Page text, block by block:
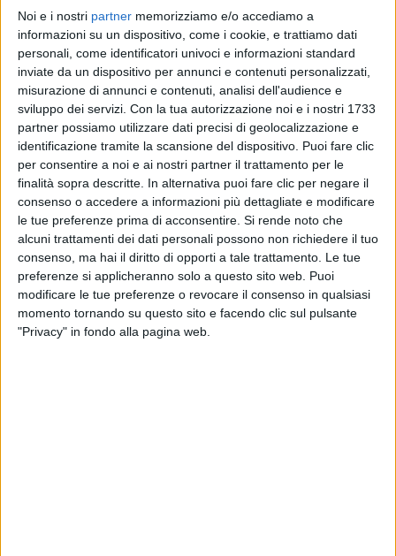
Noi e i nostri partner memorizziamo e/o accediamo a
informazioni su un dispositivo, come i cookie, e trattiamo dati
personali, come identificatori univoci e informazioni standard
inviate da un dispositivo per annunci e contenuti personalizzati,
misurazione di annunci e contenuti, analisi dell'audience e
sviluppo dei servizi. Con la tua autorizzazione noi e i nostri 1733
partner possiamo utilizzare dati precisi di geolocalizzazione e
identificazione tramite la scansione del dispositivo. Puoi fare clic
per consentire a noi e ai nostri partner il trattamento per le
finalità sopra descritte. In alternativa puoi fare clic per negare il
consenso o accedere a informazioni più dettagliate e modificare
le tue preferenze prima di acconsentire. Si rende noto che
alcuni trattamenti dei dati personali possono non richiedere il tuo
consenso, ma hai il diritto di opporti a tale trattamento. Le tue
preferenze si applicheranno solo a questo sito web. Puoi
modificare le tue preferenze o revocare il consenso in qualsiasi
momento tornando su questo sito e facendo clic sul pulsante
"Privacy" in fondo alla pagina web.
Visualizza questo post su Instagram